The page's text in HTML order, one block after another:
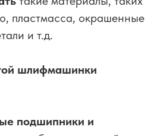
пластмасса, окрашенные
и т.д.
шлифмашинки
подшипники и